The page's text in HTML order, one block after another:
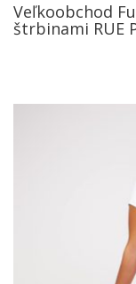
Veľkoobchod
štrbinami RUE